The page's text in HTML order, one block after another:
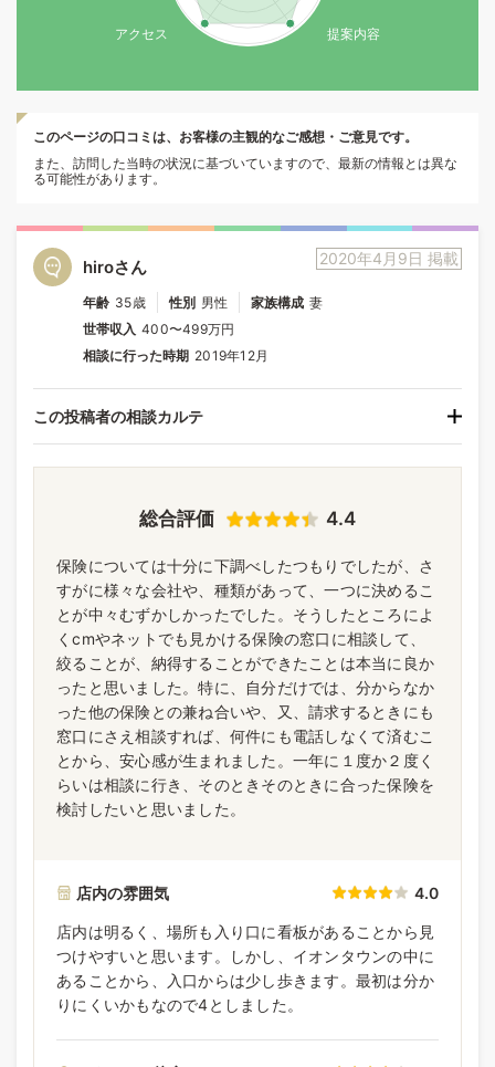
提案内容
アクセス
このページの口コミは、お客様の主観的なご感想・ご意見です。
また、訪問した当時の状況に基づいていますので、最新の情報とは異な
る可能性があります。
2020年4月9日 掲載
hiroさん
年齢 35歳 性別 男性 家族構成 妻
世帯収入 400〜499万円
相談に行った時期 2019年12月
この投稿者の相談カルテ
総合評価 4.4
保険については十分に下調べしたつもりでしたが、さ
すがに様々な会社や、種類があって、一つに決めるこ
とが中々むずかしかったでした。そうしたところによ
くcmやネットでも見かける保険の窓口に相談して、
絞ることが、納得することができたことは本当に良か
ったと思いました。特に、自分だけでは、分からなか
った他の保険との兼ね合いや、又、請求するときにも
窓口にさえ相談すれば、何件にも電話しなくて済むこ
とから、安心感が生まれました。一年に１度か２度く
らいは相談に行き、そのときそのときに合った保険を
検討したいと思いました。
店内の雰囲気 4.0
店内は明るく、場所も入り口に看板があることから見
つけやすいと思います。しかし、イオンタウンの中に
あることから、入口からは少し歩きます。最初は分か
りにくいかもなので4としました。